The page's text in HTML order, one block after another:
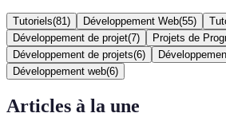
Tutoriels(81 ) Développement Web(55)
Développement de projet(7) Projets de
Développement de projets(6)
Développement web(6)
Articles à la une